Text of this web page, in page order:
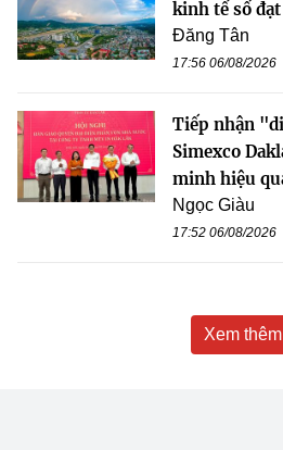
kinh tế số
Đăng Tân
17:56 06/08/2026
Tiếp nhận
Simexco
minh hiệu
Ngọc Giàu
17:52 06/08/2026
Xem thêm